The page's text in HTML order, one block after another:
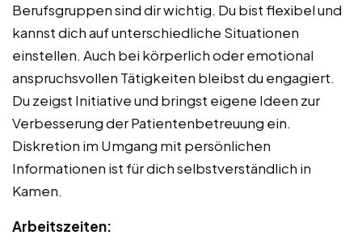
Berufsgruppen sind dir wichtig. Du bist flexibel und
kannst dich auf unterschiedliche Situationen
einstellen. Auch bei körperlich oder emotional
anspruchsvollen Tätigkeiten bleibst du engagiert.
Du zeigst Initiative und bringst eigene Ideen zur
Verbesserung der Patientenbetreuung ein.
Diskretion im Umgang mit persönlichen
Informationen ist für dich selbstverständlich in
Kamen.
Arbeitszeiten: